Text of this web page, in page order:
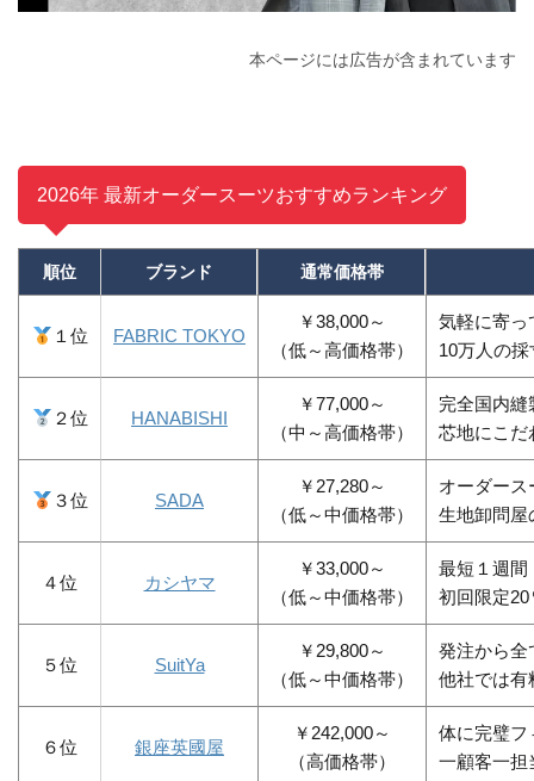
本ページには広告が含まれています
2026年 最新オーダースーツおすすめランキング
順位 ブランド 通常価格帯
１位 FABRIC TOKYO
￥38,000～
（低～高価格帯）
気軽に寄っ
10万人の
２位 HANABISHI
￥77,000～
（中～高価格帯）
完全国内
芯地にこだ
３位 SADA
￥27,280～
（低～中価格帯）
オーダース
生地卸問屋
４位 カシヤマ
￥33,000～
（低～中価格帯）
最短１週間
初回限定
５位 SuitYa
￥29,800～
（低～中価格帯）
発注から全
他社では有
６位 銀座英國屋
￥242,000～
（高価格帯）
体に完璧フ
一顧客一担